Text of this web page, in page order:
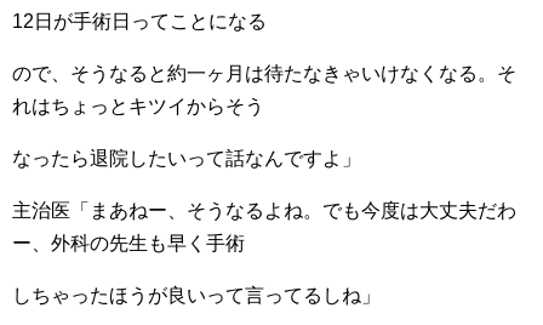
12日が手術日ってことになる
ので、そうなると約一ヶ月は待たなきゃいけなくなる。そ
れはちょっとキツイからそう
なったら退院したいって話なんですよ」
主治医「まあねー、そうなるよね。でも今度は大丈夫だわ
ー、外科の先生も早く手術
しちゃったほうが良いって言ってるしね」